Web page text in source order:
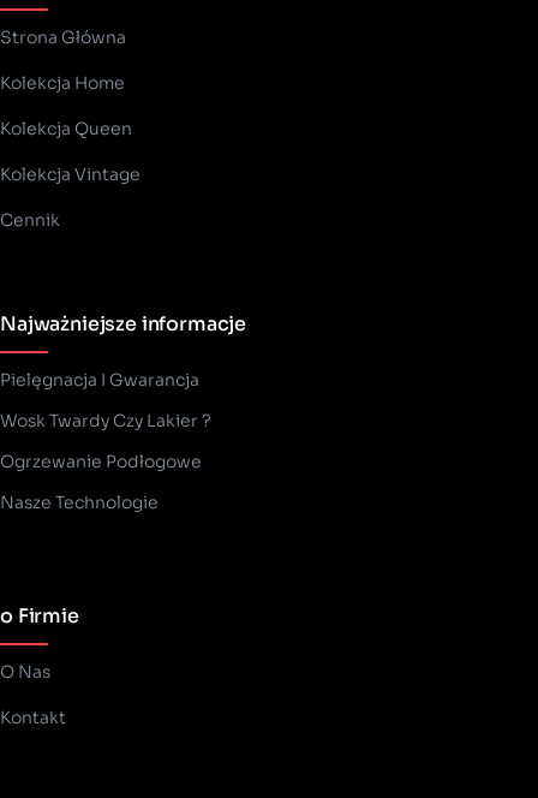
Strona Główna
Kolekcja Home
Kolekcja Queen
Kolekcja Vintage
Cennik
Najważniejsze informacje
Pielęgnacja I Gwarancja
Wosk Twardy Czy Lakier ?
­Ogrzewanie Podłogowe
Nasze Technologie
o Firmie
O Nas
Kontakt